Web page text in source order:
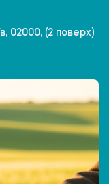
02000, (2 поверх)